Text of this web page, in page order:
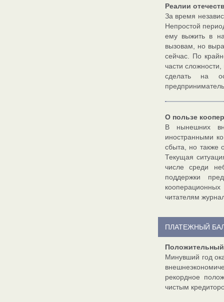
Реалии
За время
Непростой
ему выжить в
вызовам, но
сейчас. По
части
сделать на
О пользе
В нынешних
иностранными
сбыта, но также
Текущая
числе среди
поддержки
читателям
ПЛАТЕЖНЫЙ
Минувший год
рекордное
чистым